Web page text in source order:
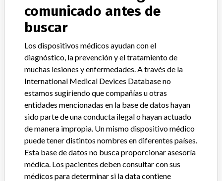
Device Recall Margron DTC Hip
Replacement System.
Clasificación del producto
¿Implante?
Distribución Nationwide.
Descripción del producto
Margron DTC Hip Replacement System; Margron hip extension
module ZZ7, sterile, Portland Orthopaedics Inc., St. Clair, MI; REF
comunicado antes de
buscar
Los dispositivos médicos ayudan con el
diagnóstico, la prevención y el tratamiento de
muchas lesiones y enfermedades. A través de la
International Medical Devices Database no
estamos sugiriendo que compañías u otras
entidades mencionadas en la base de datos hayan
sido parte de una conducta ilegal o hayan actuado
de manera impropia. Un mismo dispositivo médico
puede tener distintos nombres en diferentes países.
Esta base de datos no busca proporcionar asesoría
médica. Los pacientes deben consultar con sus
médicos para determinar si la data contiene